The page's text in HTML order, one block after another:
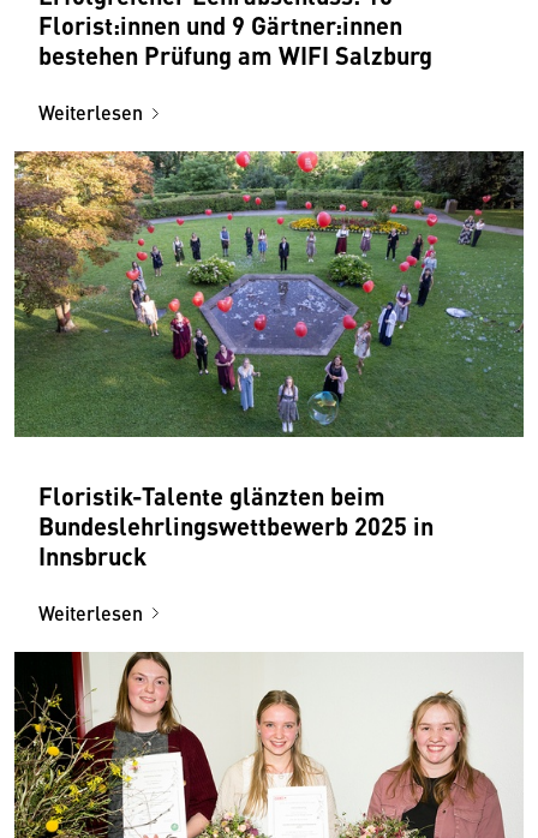
Florist:innen und 9 Gärtner:innen
bestehen Prüfung am WIFI Salzburg
Weiterlesen
Floristik-Talente glänzten beim
Bundeslehrlingswettbewerb 2025 in
Innsbruck
Weiterlesen